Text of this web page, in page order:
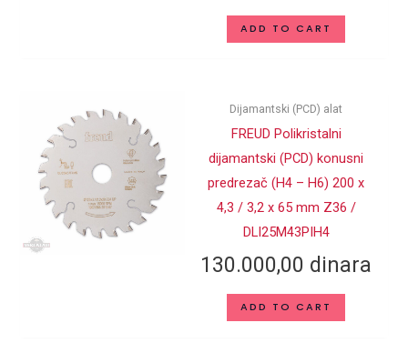
ADD TO CART
Dijamantski (PCD) alat
FREUD Polikristalni
dijamantski (PCD) konusni
predrezač (H4 – H6) 200 x
4,3 / 3,2 x 65 mm Z36 /
DLI25M43PIH4
130.000,00 dinara
ADD TO CART